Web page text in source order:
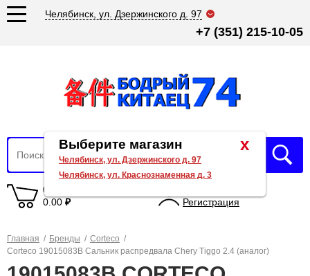
Челябинск, ул. Дзержинского д. 97
+7 (351) 215-10-05
0 товаров
0.00 ₽
Регистрация
Главная / Бренды / Corteco /
Corteco 19015083B Сальник распредвала Chery Tiggo 2.4 (аналог)
x
Выберите магазин
Челябинск, ул. Дзержинского д. 97
Челябинск, ул. Краснознаменная д. 3